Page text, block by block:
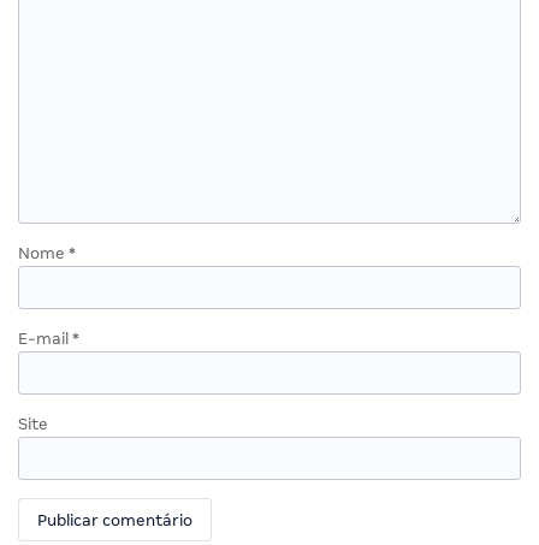
Nome *
E-mail *
Site